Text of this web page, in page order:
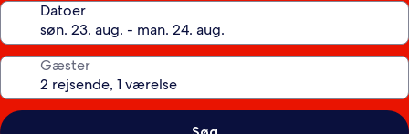
Datoer
Gæster